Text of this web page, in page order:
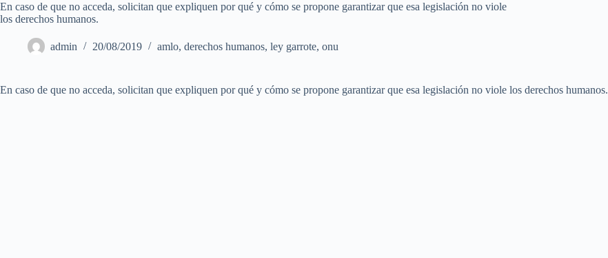
En caso de que no acceda, solicitan que expliquen por qué y cómo se propone garantizar que esa legislación no viole
los derechos humanos.
admin 20/08/2019 amlo, derechos humanos, ley garrote, onu
En caso de que no acceda, solicitan que expliquen por qué y cómo se propone garantizar que esa legislación no viole los derechos humanos.